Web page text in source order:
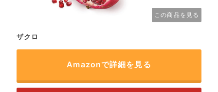
この商品を見る
ザクロ
Amazonで詳細を見る